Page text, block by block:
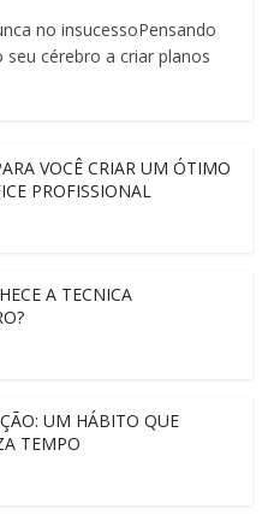
no insucessoPensando
cérebro a criar planos
VOCÊ CRIAR UM ÓTIMO
PROFISSIONAL
A TECNICA
UM HÁBITO QUE
TEMPO